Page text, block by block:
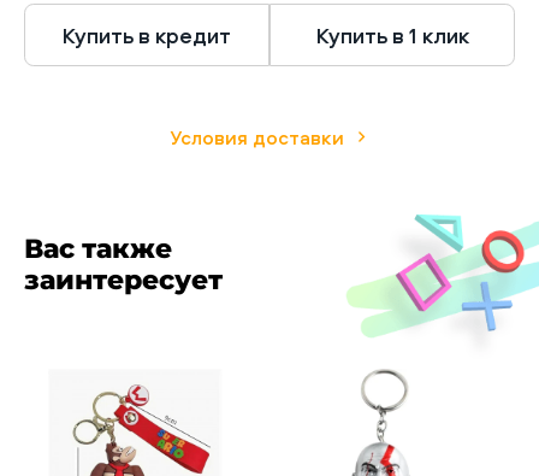
Купить в кредит Купить в 1 клик
Условия доставки
Вас также
заинтересует